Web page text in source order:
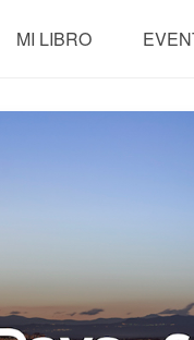
MI LIBRO